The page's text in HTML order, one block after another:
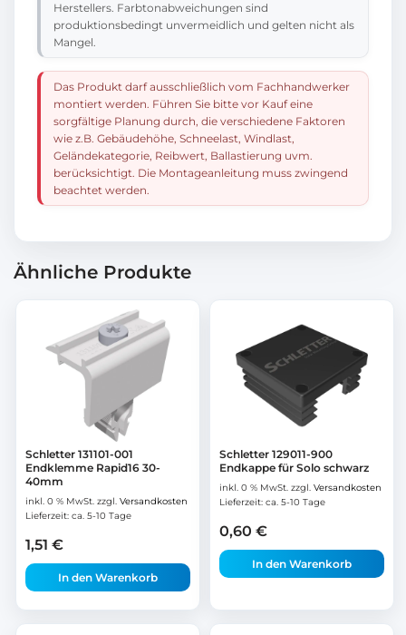
Herstellers. Farbtonabweichungen sind
produktionsbedingt unvermeidlich und gelten nicht als
Mangel.
Das Produkt darf ausschließlich vom Fachhandwerker
montiert werden. Führen Sie bitte vor Kauf eine
sorgfältige Planung durch, die verschiedene Faktoren
wie z.B. Gebäudehöhe, Schneelast, Windlast,
Geländekategorie, Reibwert, Ballastierung uvm.
berücksichtigt. Die Montageanleitung muss zwingend
beachtet werden.
Ähnliche Produkte
Schletter 131101-001
Endklemme Rapid16 30-
40mm
inkl. 0 % MwSt. zzgl. Versandkosten
Lieferzeit: ca. 5-10 Tage
1,51 €
In den Warenkorb
Schletter 129011-900
Endkappe für Solo schwarz
inkl. 0 % MwSt. zzgl. Versandkosten
Lieferzeit: ca. 5-10 Tage
0,60 €
In den Warenkorb